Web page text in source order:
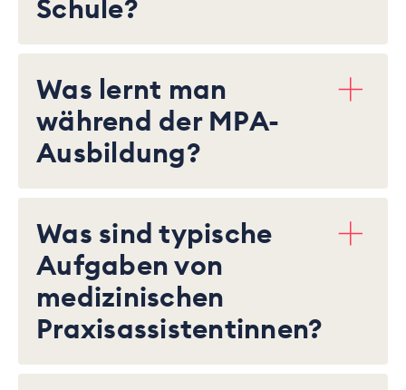
Schule?
Was lernt man
während der MPA-
Ausbildung?
Was sind typische
Aufgaben von
medizinischen
Praxisassistentinnen?